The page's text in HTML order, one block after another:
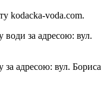
kodacka-voda.com.
води за адресою: вул.
за адресою: вул. Бориса